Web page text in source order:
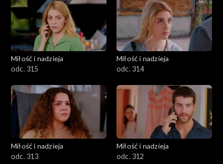
Miłość i nadzieja
odc. 315
Miłość i nadzieja
odc. 314
Miłość i nadzieja
odc. 313
Miłość i nadzieja
odc. 312